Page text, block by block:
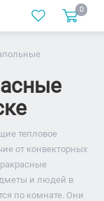
0
тепловое
от конвекторных
и людей в
по комнате. Они